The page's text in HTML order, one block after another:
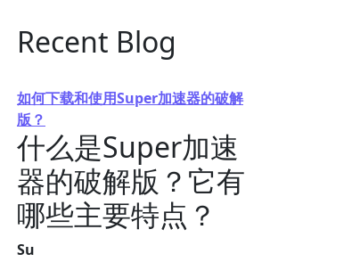
Recent Blog
如何下载和使用Super加速器的破解
版？
什么是Super加速
器的破解版？它有
哪些主要特点？
Su